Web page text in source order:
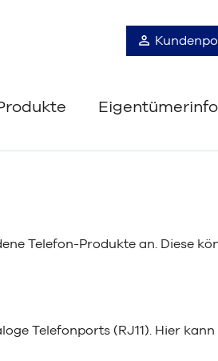
Telefon-Produkte an. Diese
Telefonports (RJ11). Hier